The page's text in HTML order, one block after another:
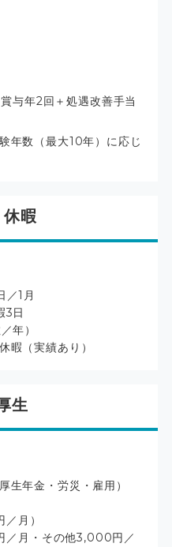
与年2回＋処遇改善手当
年数（最大10年）に応じ
暇
／1月
3日
年）
暇（実績あり）
生
生年金・労災・雇用）
月）
／月・その他3,000円／